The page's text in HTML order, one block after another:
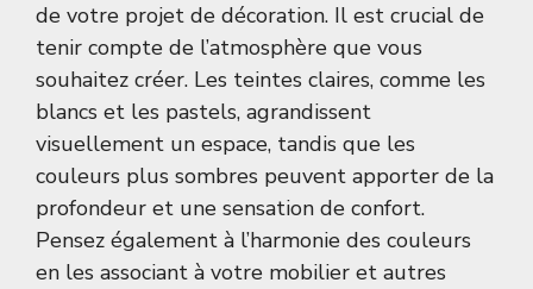
de votre projet de décoration. Il est crucial de
tenir compte de l’atmosphère que vous
souhaitez créer. Les teintes claires, comme les
blancs et les pastels, agrandissent
visuellement un espace, tandis que les
couleurs plus sombres peuvent apporter de la
profondeur et une sensation de confort.
Pensez également à l’harmonie des couleurs
en les associant à votre mobilier et autres